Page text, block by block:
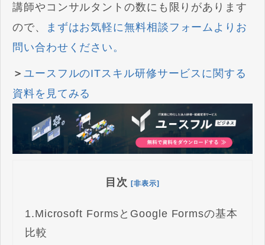
講師やコンサルタントの数にも限りがあります
ので、
まずはお気軽に無料相談フォームよりお
問い合わせください。
＞ ユースフルのITスキル研修サービスに関する
資料を見てみる
目次 [非表示]
1.Microsoft FormsとGoogle Formsの基本
比較